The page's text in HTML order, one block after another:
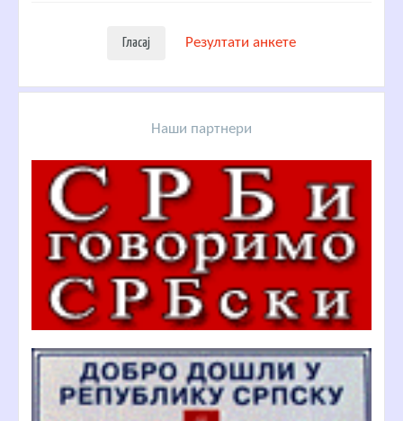
Резултати анкете
Наши партнери